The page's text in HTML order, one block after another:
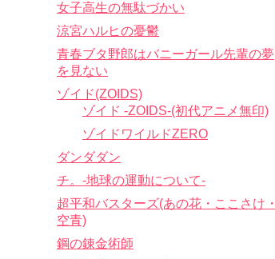
女子高生の無駄づかい
涼宮ハルヒの憂鬱
青春ブタ野郎はバニーガール先輩の夢
を見ない
ゾイド(ZOIDS)
ゾイド -ZOIDS-(初代アニメ無印)
ゾイドワイルドZERO
ダンダダン
チ。-地球の運動について-
超平和バスターズ(あの花・ここさけ・
空青)
鋼の錬金術師